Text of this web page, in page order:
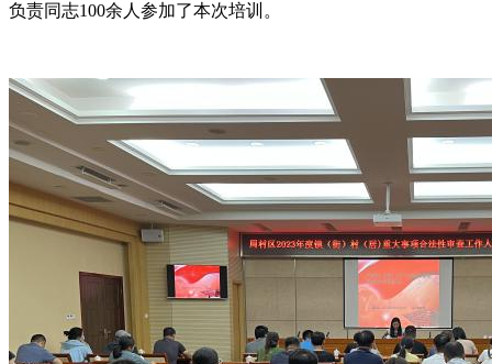
负责同志100余人参加了本次培训。